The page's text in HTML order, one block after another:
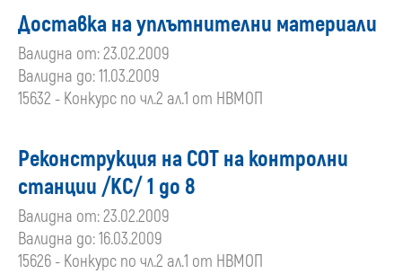
Доставка на уплътнителни материали
Валидна от: 23.02.2009
Валидна до: 11.03.2009
15632 - Конкурс по чл.2 ал.1 от НВМОП
Реконструкция на СОТ на контролни
станции /КС/ 1 до 8
Валидна от: 23.02.2009
Валидна до: 16.03.2009
15626 - Конкурс по чл.2 ал.1 от НВМОП